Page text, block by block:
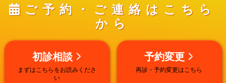
ご予約・ご連絡はこちら
から
初診相談
まずはこちらをお読みくださ
い
予約変更
再診・予約変更はこちら